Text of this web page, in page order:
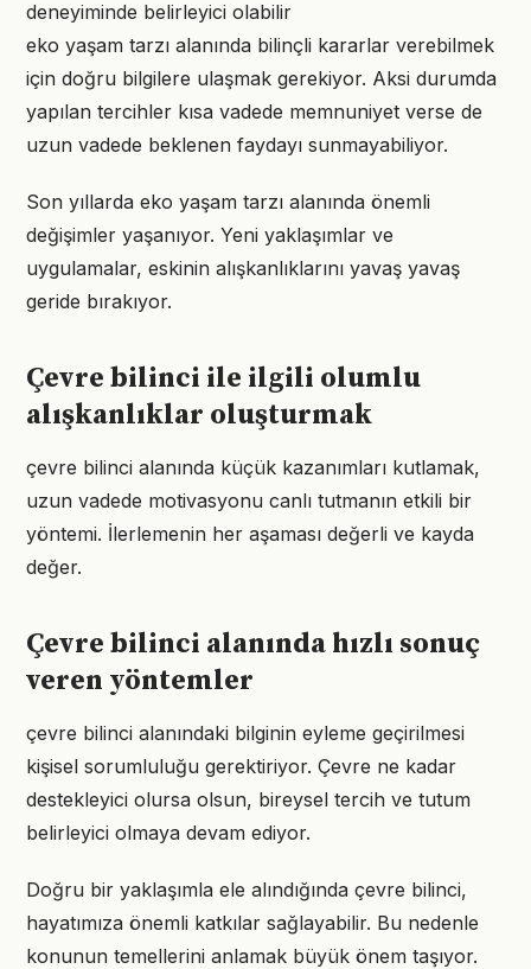
deneyiminde belirleyici olabilir
eko yaşam tarzı alanında bilinçli kararlar verebilmek
için doğru bilgilere ulaşmak gerekiyor. Aksi durumda
yapılan tercihler kısa vadede memnuniyet verse de
uzun vadede beklenen faydayı sunmayabiliyor.
Son yıllarda eko yaşam tarzı alanında önemli
değişimler yaşanıyor. Yeni yaklaşımlar ve
uygulamalar, eskinin alışkanlıklarını yavaş yavaş
geride bırakıyor.
Çevre bilinci ile ilgili olumlu
alışkanlıklar oluşturmak
çevre bilinci alanında küçük kazanımları kutlamak,
uzun vadede motivasyonu canlı tutmanın etkili bir
yöntemi. İlerlemenin her aşaması değerli ve kayda
değer.
Çevre bilinci alanında hızlı sonuç
veren yöntemler
çevre bilinci alanındaki bilginin eyleme geçirilmesi
kişisel sorumluluğu gerektiriyor. Çevre ne kadar
destekleyici olursa olsun, bireysel tercih ve tutum
belirleyici olmaya devam ediyor.
Doğru bir yaklaşımla ele alındığında çevre bilinci,
hayatımıza önemli katkılar sağlayabilir. Bu nedenle
konunun temellerini anlamak büyük önem taşıyor.